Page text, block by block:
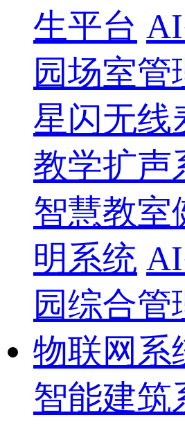
生平台
园场室管
星闪无线
教学扩声
智慧教室
明系统
园综合管
物联网系
智能建筑